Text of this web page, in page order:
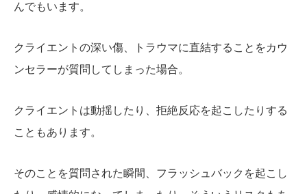
んでもいます。
クライエントの深い傷、トラウマに直結することをカウ
ンセラーが質問してしまった場合。
クライエントは動揺したり、拒絶反応を起こしたりする
こともあります。
そのことを質問された瞬間、フラッシュバックを起こし